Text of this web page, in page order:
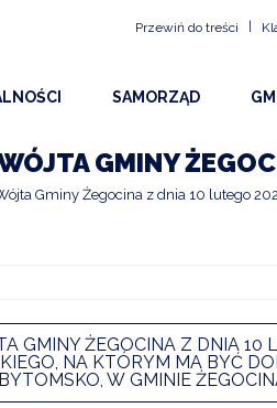
Przewiń do treści |
I OGŁOSZENIA
SAMORZĄD
RADA GMINY
URZĄD
GMINY
Gminy Żegocina z dnia 10 lutego
GMINY ŻEGOCINA Z DNIA 10
NA KTÓRYM MA BYĆ
W GMINIE